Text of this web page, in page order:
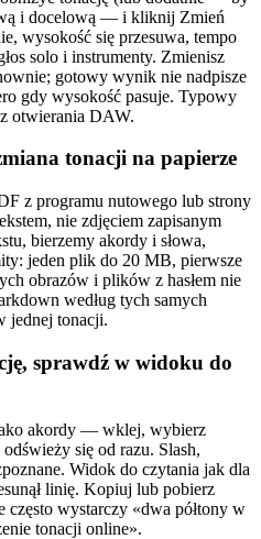
i docelową — i kliknij Zmień
wysokość się przesuwa, tempo
solo i instrumenty. Zmienisz
gotowy wynik nie nadpisze
gdy wysokość pasuje. Typowy
otwierania DAW.
tonacji na papierze
z programu nutowego lub strony
nie zdjęciem zapisanym
bierzemy akordy i słowa,
jeden plik do 20 MB, pierwsze
obrazów i plików z hasłem nie
według tych samych
jednej tonacji.
sprawdź w widoku do
akordy — wklej, wybierz
się od razu. Slash,
Widok do czytania jak dla
linię. Kopiuj lub pobierz
wystarczy «dwa półtony w
tonacji online».